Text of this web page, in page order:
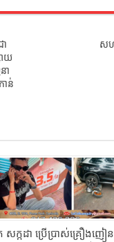
ាយ
ា
ាន់
សហ
ក្កដា ប្រើប្រាស់គ្រឿងញៀន